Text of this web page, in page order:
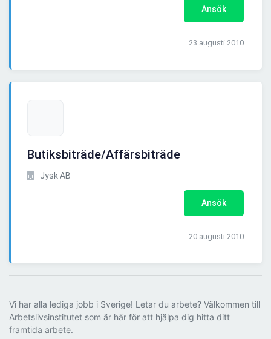
Ansök
23 augusti 2010
Butiksbiträde/Affärsbiträde
Jysk AB
Ansök
20 augusti 2010
Vi har alla lediga jobb i Sverige! Letar du arbete? Välkommen till
Arbetslivsinstitutet som är här för att hjälpa dig hitta ditt
framtida arbete.